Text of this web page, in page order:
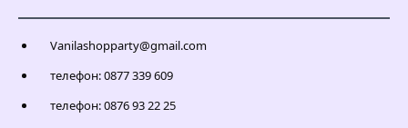
Vanilashopparty@gmail.com
телефон: 0877 339 609
телефон: 0876 93 22 25